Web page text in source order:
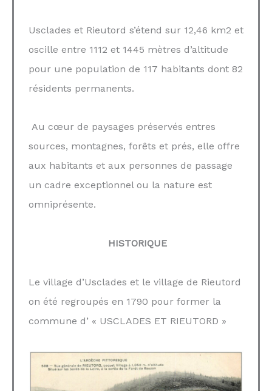
Usclades et Rieutord s’étend sur 12,46 km2 et
oscille entre 1112 et 1445 mètres d’altitude
pour une population de 117 habitants dont 82
résidents permanents.
Au cœur de paysages préservés entres
sources, montagnes, forêts et prés, elle offre
aux habitants et aux personnes de passage
un cadre exceptionnel ou la nature est
omniprésente.
HISTORIQUE
Le village d’Usclades et le village de Rieutord
on été regroupés en 1790 pour former la
commune d’ « USCLADES ET RIEUTORD »